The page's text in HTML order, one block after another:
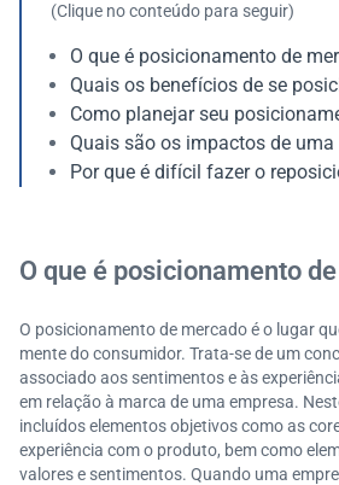
(Clique no conteúdo para seguir)
O que é posicionamento de
Quais os benefícios de se
Como planejar seu
Quais são os impactos de
Por que é difícil fazer o
O que é posicionamento
O posicionamento de mercado é o lugar
mente do consumidor. Trata-se de um
associado aos sentimentos e às
em relação à marca de uma empresa.
incluídos elementos objetivos como as
experiência com o produto, bem como
valores e sentimentos. Quando uma